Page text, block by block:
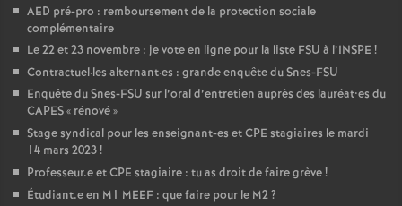
AED pré-pro : remboursement de la protection sociale
complémentaire
Le 22 et 23 novembre : je vote en ligne pour la liste FSU à l’INSPE !
Contractuel·les alternant·es : grande enquête du Snes-FSU
Enquête du Snes-FSU sur l’oral d’entretien auprès des lauréat•es du
CAPES« rénové»
Stage syndical pour les enseignant-es etCPE stagiaires le mardi
14 mars 2023!
Professeur.e etCPE stagiaire : tu as droit de faire grève!
Étudiant.e en M1 MEEF : que faire pour le M2?